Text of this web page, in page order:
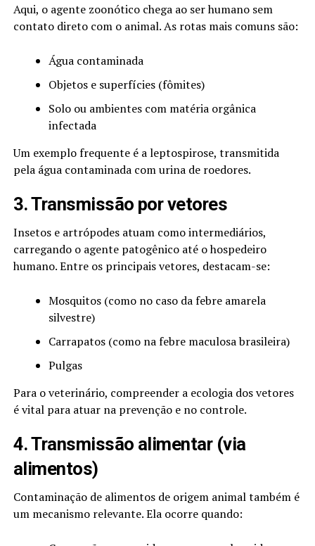
Aqui, o agente zoonótico chega ao ser humano sem
contato direto com o animal. As rotas mais comuns são:
Água contaminada
Objetos e superfícies (fômites)
Solo ou ambientes com matéria orgânica
infectada
Um exemplo frequente é a leptospirose, transmitida
pela água contaminada com urina de roedores.
3. Transmissão por vetores
Insetos e artrópodes atuam como intermediários,
carregando o agente patogênico até o hospedeiro
humano. Entre os principais vetores, destacam-se:
Mosquitos (como no caso da febre amarela
silvestre)
Carrapatos (como na febre maculosa brasileira)
Pulgas
Para o veterinário, compreender a ecologia dos vetores
é vital para atuar na prevenção e no controle.
4. Transmissão alimentar (via
alimentos)
Contaminação de alimentos de origem animal também é
um mecanismo relevante. Ela ocorre quando: